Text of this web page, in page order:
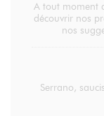
A tout moment
découvrir nos
nos
Serrano,